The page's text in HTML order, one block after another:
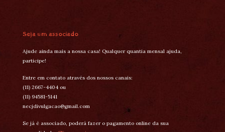
Seja um associado
Ajude ainda mais a nossa casa! Qualquer quantia mensal ajuda,
participe!
Entre em contato através dos nossos canais:
(11) 2667-4404 ou
(11) 94581-5141
necjdivulgacao@gmail.com
Se já é associado, poderá fazer o pagamento online da sua